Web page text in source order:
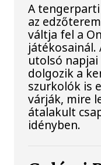
A
az
váltja fel a
játékosainál.
utolsó
dolgozik a
szurkolók is
várják, mire
átalakult
idényben.